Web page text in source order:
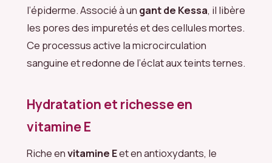
l’épiderme. Associé à un gant de Kessa, il libère
les pores des impuretés et des cellules mortes.
Ce processus active la microcirculation
sanguine et redonne de l’éclat aux teints ternes.
Hydratation et richesse en
vitamine E
Riche envitamine Eet en antioxydants, le